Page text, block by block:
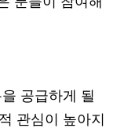
공급하게 될
관심이 높아지